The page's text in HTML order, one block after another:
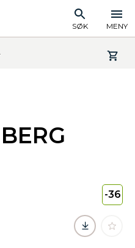
SØK MENY
-36